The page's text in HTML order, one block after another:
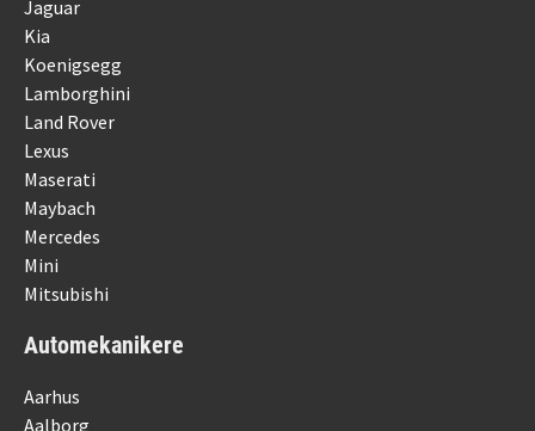
Jaguar
Kia
Koenigsegg
Lamborghini
Land Rover
Lexus
Maserati
Maybach
Mercedes
Mini
Mitsubishi
Automekanikere
Aarhus
Aalborg